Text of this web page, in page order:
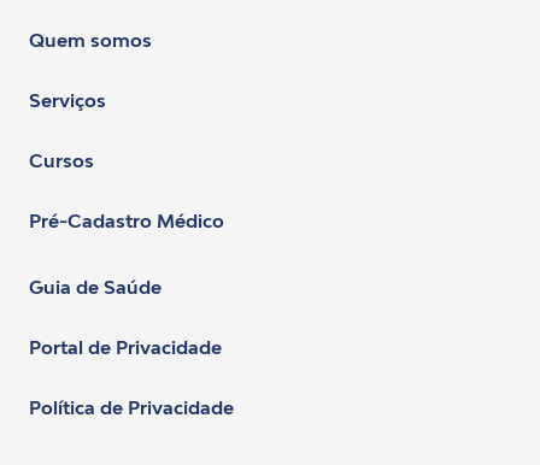
Quem somos
Serviços
Cursos
Pré-Cadastro Médico
Guia de Saúde
Portal de Privacidade
Política de Privacidade